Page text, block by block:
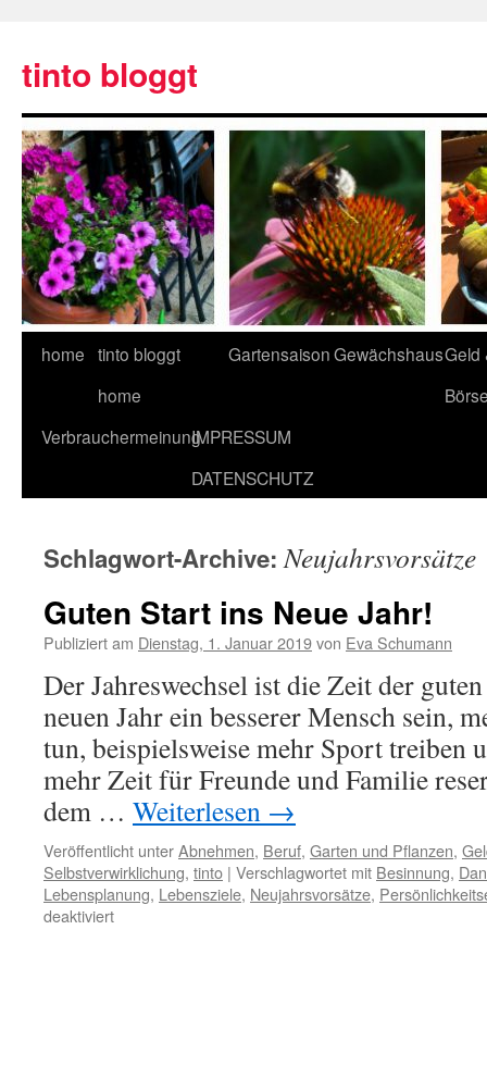
tinto bloggt
home tinto bloggt
home
GartensaisonGewächshausGeld
VerbrauchermeinungIMPRESSUM
DATENSCHUTZ
Schlagwort-Archive:Neujahrsvorsätze
Guten Start ins Neue Jahr!
Publiziert am Dienstag, 1. Januar 2019von Eva Schumann
Der Jahreswechsel ist die Zeit der
neuen Jahr ein besserer Mensch sein,
tun, beispielsweise mehr Sport treiben
mehr Zeit für Freunde und Familie
dem … Weiterlesen →
Veröffentlicht unterAbnehmen, Beruf, Garten und Pflanzen,
Selbstverwirklichung, tinto | Verschlagwortet mit Besinnung,
Lebensplanung, Lebensziele, Neujahrsvorsätze,
deaktiviert